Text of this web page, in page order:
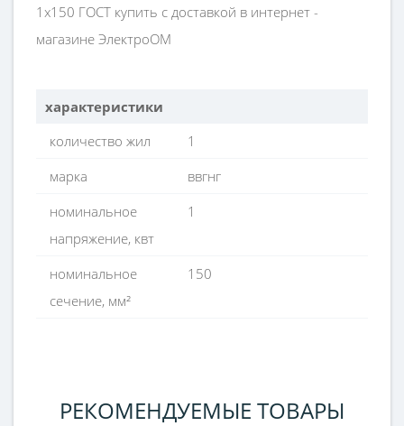
1х150 ГОСТ купить с доставкой в интернет -
магазине ЭлектроОМ
характеристики
количество жил
1
марка
ввгнг
номинальное
напряжение, квт
1
номинальное
сечение, мм²
150
РЕКОМЕНДУЕМЫЕ ТОВАРЫ